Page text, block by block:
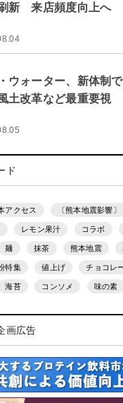
新 来店頻度向上へ
ウォーター、新体制
土改革など最重要視
ド
アクセス 〔熊本地震影響〕
レモン果汁 コラボ
麺 抹茶 熊本地震
特集 値上げ チョコレ
海苔 コンソメ 味の素
画広告